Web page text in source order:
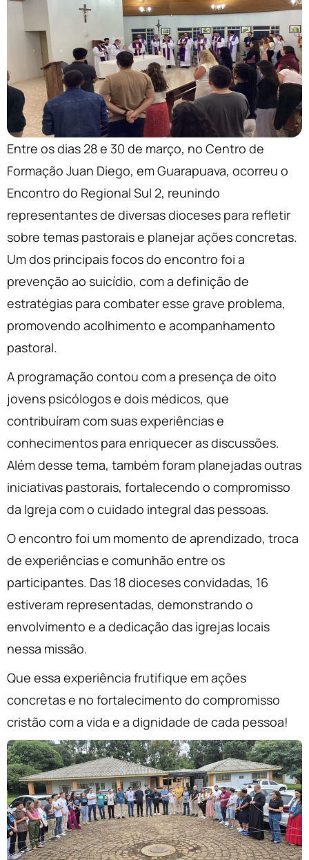
Entre os dias 28 e 30 de março, no Centro de
Formação Juan Diego, em Guarapuava, ocorreu o
Encontro do Regional Sul 2, reunindo
representantes de diversas dioceses para refletir
sobre temas pastorais e planejar ações concretas.
Um dos principais focos do encontro foi a
prevenção ao suicídio, com a definição de
estratégias para combater esse grave problema,
promovendo acolhimento e acompanhamento
pastoral.
A programação contou com a presença de oito
jovens psicólogos e dois médicos, que
contribuíram com suas experiências e
conhecimentos para enriquecer as discussões.
Além desse tema, também foram planejadas outras
iniciativas pastorais, fortalecendo o compromisso
da Igreja com o cuidado integral das pessoas.
O encontro foi um momento de aprendizado, troca
de experiências e comunhão entre os
participantes. Das 18 dioceses convidadas, 16
estiveram representadas, demonstrando o
envolvimento e a dedicação das igrejas locais
nessa missão.
Que essa experiência frutifique em ações
concretas e no fortalecimento do compromisso
cristão com a vida e a dignidade de cada pessoa!